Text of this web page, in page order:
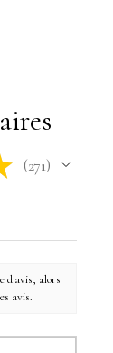
271
271
d'avis, alors
avis.